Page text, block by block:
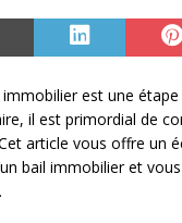
immobilier est une
il est primordial de
article vous offre un
bail immobilier et